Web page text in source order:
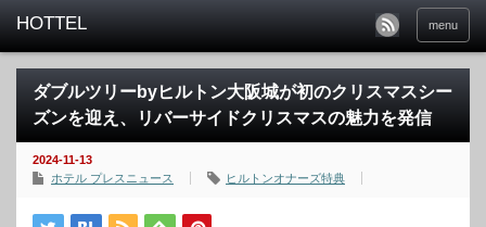
menu
ダブルツリーbyヒルトン大阪城が初のクリスマスシー
ズンを迎え、リバーサイドクリスマスの魅力を発信
2024-11-13
ホテル プレスニュース
ヒルトンオナーズ特典